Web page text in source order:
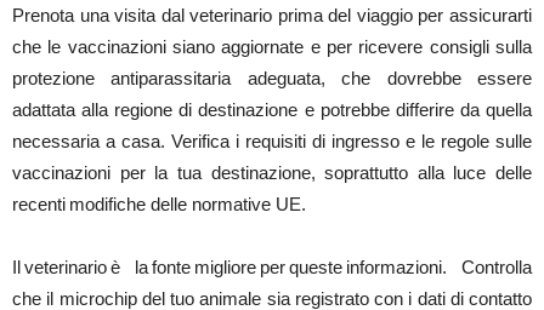
Prenota una visita dal veterinario prima del viaggio per assicurarti
che le vaccinazioni siano aggiornate e per ricevere consigli sulla
protezione antiparassitaria adeguata, che dovrebbe essere
adattata alla regione di destinazione e potrebbe differire da quella
necessaria a casa. Verifica i requisiti di ingresso e le regole sulle
vaccinazioni per la tua destinazione, soprattutto alla luce delle
recenti modifiche delle normative UE.
Il veterinario è la fonte migliore per queste informazioni. Controlla
che il microchip del tuo animale sia registrato con i dati di contatto